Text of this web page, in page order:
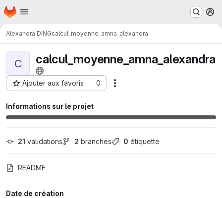
Passer au contenu principal
Page d'accueil
Alexandra DINGcalcul_moyenne_amna_alexandra
C calcul_moyenne_amna_alexandra
Ajouter aux favoris 0
ID du projet : 2592
Informations sur le projet
21 validations 2 branches 0 étiquette
README
Date de création